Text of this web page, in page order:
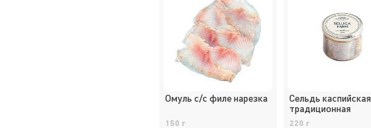
Омуль с/с филе нарезка
150 г
Сельдь каспийская
традиционная
220 г